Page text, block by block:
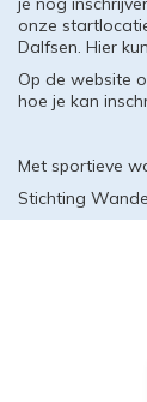
onze
Dalfsen. Hier
Op de website
hoe je kan
Met sportieve
Stichting